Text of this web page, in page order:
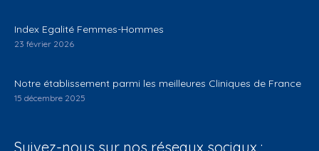
Index Egalité Femmes-Hommes
23 février 2026
Notre établissement parmi les meilleures Cliniques de France
15 décembre 2025
Suivez-nous sur nos réseaux sociaux :